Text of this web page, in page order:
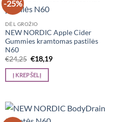
-25%
DĖL GROŽIO
NEW NORDIC Apple Cider
Gummies kramtomas pastilės
N60
€24,25 Original
price
was:
€24,25.
€18,19Current
Į KREPŠELĮ